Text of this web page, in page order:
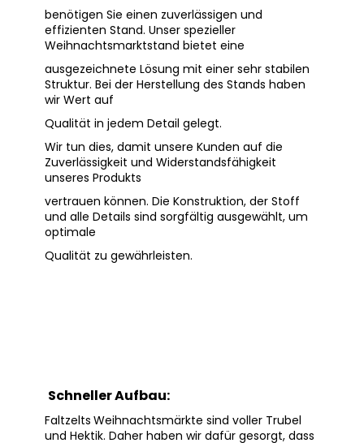
benötigen Sie einen zuverlässigen und
effizienten Stand. Unser spezieller
Weihnachtsmarktstand bietet eine
ausgezeichnete Lösung mit einer sehr stabilen
Struktur. Bei der Herstellung des Stands haben
wir Wert auf
Qualität in jedem Detail gelegt.
Wir tun dies, damit unsere Kunden auf die
Zuverlässigkeit und Widerstandsfähigkeit
unseres Produkts
vertrauen können. Die Konstruktion, der Stoff
und alle Details sind sorgfältig ausgewählt, um
optimale
Qualität zu gewährleisten.
Schneller Aufbau:
Faltzelts Weihnachtsmärkte sind voller Trubel
und Hektik. Daher haben wir dafür gesorgt, dass